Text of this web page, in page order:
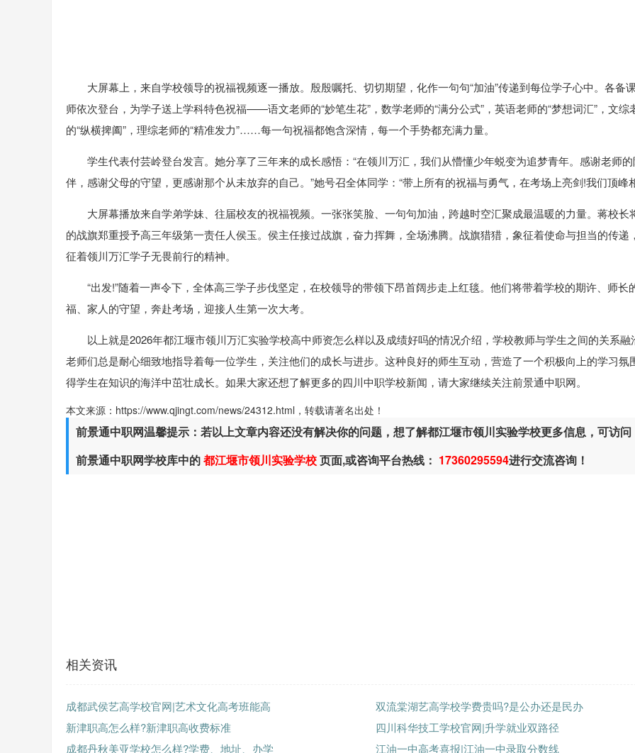
大屏幕上，来自学校领导的祝福视频逐一播放。殷殷嘱托、切切期望，化作一句句“加油”传递到每位学子心中。各备
师依次登台，为学子送上学科特色祝福——语文老师的“妙笔生花”，数学老师的“满分公式”，英语老师的“梦想词汇”，文综
的“纵横捭阖”，理综老师的“精准发力”……每一句祝福都饱含深情，每一个手势都充满力量。
学生代表付芸岭登台发言。她分享了三年来的成长感悟：“在领川万汇，我们从懵懂少年蜕变为追梦青年。感谢老师
伴，感谢父母的守望，更感谢那个从未放弃的自己。”她号召全体同学：“带上所有的祝福与勇气，在考场上亮剑!我们顶峰
大屏幕播放来自学弟学妹、往届校友的祝福视频。一张张笑脸、一句句加油，跨越时空汇聚成最温暖的力量。蒋校长
的战旗郑重授予高三年级第一责任人侯玉。侯主任接过战旗，奋力挥舞，全场沸腾。战旗猎猎，象征着使命与担当的传递
征着领川万汇学子无畏前行的精神。
“出发!”随着一声令下，全体高三学子步伐坚定，在校领导的带领下昂首阔步走上红毯。他们将带着学校的期许、师长
福、家人的守望，奔赴考场，迎接人生第一次大考。
以上就是2026年都江堰市领川万汇实验学校高中师资怎么样以及成绩好吗的情况介绍，学校教师与学生之间的关系融
老师们总是耐心细致地指导着每一位学生，关注他们的成长与进步。这种良好的师生互动，营造了一个积极向上的学习氛
得学生在知识的海洋中茁壮成长。如果大家还想了解更多的四川中职学校新闻，请大家继续关注前景通中职网。
本文来源：https://www.qjingt.com/news/24312.html，转载请著名出处！
前景通中职网温馨提示：若以上文章内容还没有解决你的问题，想了解都江堰市领川实验学校更多信息，可访问
前景通中职网学校库中的都江堰市领川实验学校页面,或咨询平台热线： 17360295594进行交流咨询！
相关资讯
成都武侯艺高学校官网|艺术文化高考班能高
双流棠湖艺高学校学费贵吗?是公办还是民办
新津职高怎么样?新津职高收费标准
四川科华技工学校官网|升学就业双路径
成都丹秋美亚学校怎么样?学费、地址、办学
江油一中高考喜报|江油一中录取分数线